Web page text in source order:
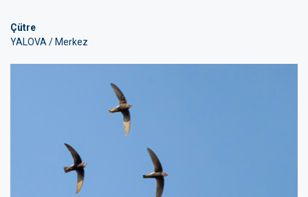
Çütre
YALOVA / Merkez